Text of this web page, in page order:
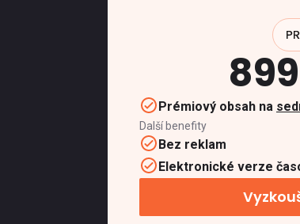
Prémiový obsah na
Další benefity
Bez reklam
Elektronické verze